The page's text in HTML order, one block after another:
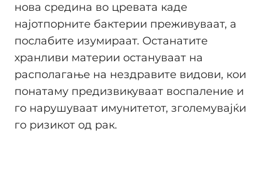
нова средина во цревата каде
најотпорните бактерии преживуваат, а
послабите изумираат. Останатите
хранливи материи остануваат на
располагање на нездравите видови, кои
понатаму предизвикуваат воспаление и
го нарушуваат имунитетот, зголемувајќи
го ризикот од рак.